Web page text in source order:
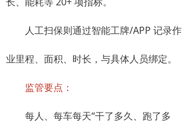
人工扫保则通过智能工牌/APP 记录作
业里程、面积、时长，与具体人员绑定。
监管要点：
每人、每车每天“干了多久、跑了多